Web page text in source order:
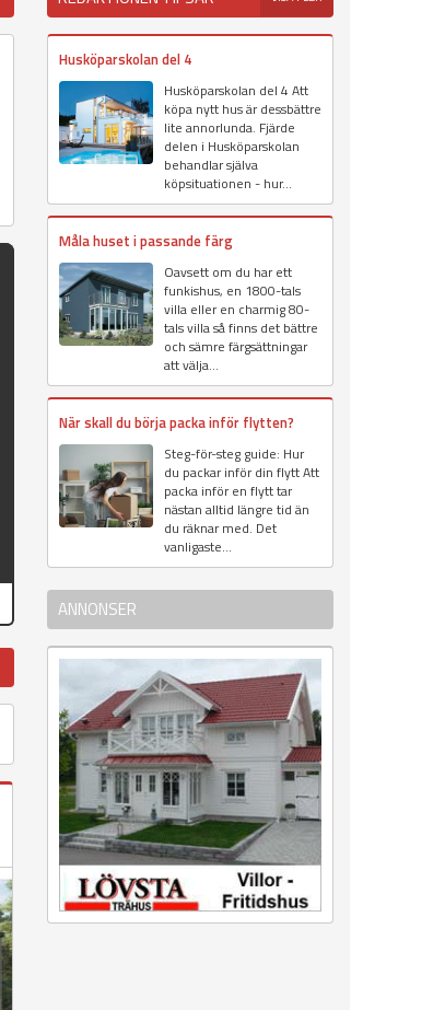
Husköparskolan del 4
Husköparskolan del 4 Att
köpa nytt hus är dessbättre
lite annorlunda. Fjärde
delen i Husköparskolan
behandlar själva
köpsituationen - hur...
Måla huset i passande färg
Oavsett om du har ett
funkishus, en 1800-tals
villa eller en charmig 80-
tals villa så finns det bättre
och sämre färgsättningar
att välja...
När skall du börja packa inför flytten?
Steg-för-steg guide: Hur
du packar inför din flytt Att
packa inför en flytt tar
nästan alltid längre tid än
du räknar med. Det
vanligaste...
ANNONSER